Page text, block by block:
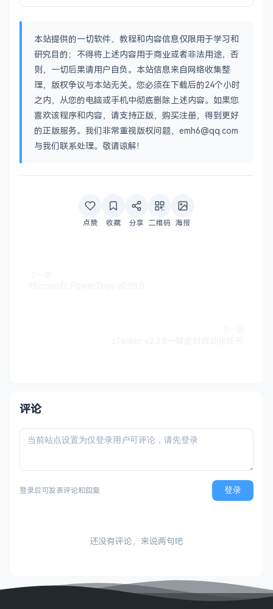
本站提供的一切软件、教程和内容信息仅限用于学习和
研究目的；不得将上述内容用于商业或者非法用途，否
则，一切后果请用户自负。本站信息来自网络收集整
理，版权争议与本站无关。您必须在下载后的24个小时
之内，从您的电脑或手机中彻底删除上述内容。如果您
喜欢该程序和内容，请支持正版，购买注册，得到更好
的正版服务。我们非常重视版权问题，emh6@qq.com
与我们联系处理。敬请谅解！
点赞 收藏 分享 二维码 海报
评论
登录后可发表评论和回复 登录
还没有评论，来说两句吧